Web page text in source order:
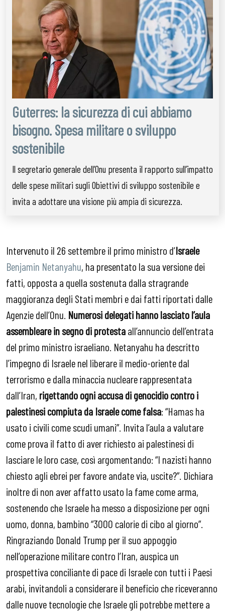
Guterres: la sicurezza di cui abbiamo
bisogno. Spesa militare o sviluppo
sostenibile
Il segretario generale dell’Onu presenta il rapporto sull’impatto
delle spese militari sugli Obiettivi di sviluppo sostenibile e
invita a adottare una visione più ampia di sicurezza.
Intervenuto il 26 settembre il primo ministro d’Israele
Benjamin Netanyahu, ha presentato la sua versione dei
fatti, opposta a quella sostenuta dalla stragrande
maggioranza degli Stati membri e dai fatti riportati dalle
Agenzie dell’Onu. Numerosi delegati hanno lasciato l’aula
assembleare in segno di protestaall’annuncio dell’entrata
del primo ministro israeliano. Netanyahu ha descritto
l’impegno di Israele nel liberare il medio-oriente dal
terrorismo e dalla minaccia nucleare rappresentata
dall’Iran, rigettando ogni accusa di genocidio contro i
palestinesi compiuta da Israele come falsa: “Hamas ha
usato i civili come scudi umani”. Invita l’aula a valutare
come prova il fatto di aver richiesto ai palestinesi di
lasciare le loro case, così argomentando: “I nazisti hanno
chiesto agli ebrei per favore andate via, uscite?”. Dichiara
inoltre di non aver affatto usato la fame come arma,
sostenendo che Israele ha messo a disposizione per ogni
uomo, donna, bambino “3000 calorie di cibo al giorno”.
Ringraziando Donald Trump per il suo appoggio
nell’operazione militare contro l’Iran, auspica un
prospettiva conciliante di pace di Israele con tutti i Paesi
arabi, invitandoli a considerare il beneficio che riceveranno
dalle nuove tecnologie che Israele gli potrebbe mettere a